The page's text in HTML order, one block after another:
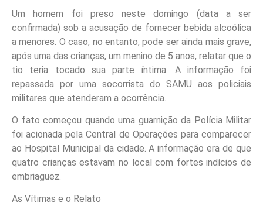
Um homem foi preso neste domingo (data a ser
confirmada) sob a acusação de fornecer bebida alcoólica
a menores. O caso, no entanto, pode ser ainda mais grave,
após uma das crianças, um menino de 5 anos, relatar que o
tio teria tocado sua parte íntima. A informação foi
repassada por uma socorrista do SAMU aos policiais
militares que atenderam a ocorrência.
O fato começou quando uma guarnição da Polícia Militar
foi acionada pela Central de Operações para comparecer
ao Hospital Municipal da cidade. A informação era de que
quatro crianças estavam no local com fortes indícios de
embriaguez.
As Vítimas e o Relato